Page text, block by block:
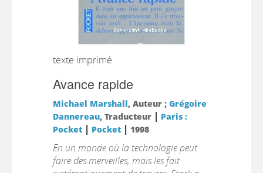
texte imprimé
Avance rapide
Michael Marshall, Auteur ; Grégoire
Dannereau, Traducteur | Paris :
Pocket| Pocket| 1998
En un monde où la technologie peut
faire des merveilles, mais les fait